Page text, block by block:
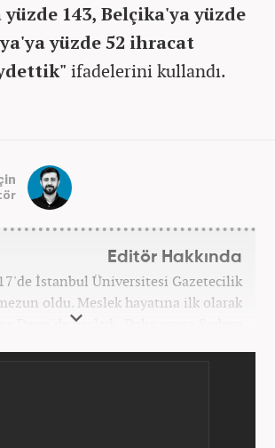
143, Belçika'ya yüzde
yüzde 52 ihracat
ifadelerini kullandı.
Editör Hakkında
İstanbul Üniversitesi Gazetecilik
oldu. Meslek hayatına ilk olarak
Dergi'de başladı. Daha sonra Sadece